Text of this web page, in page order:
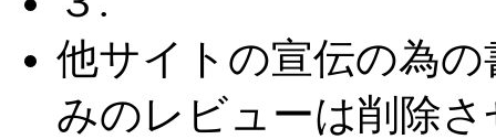
他サイトの宣伝の為の
みのレビューは削除さ